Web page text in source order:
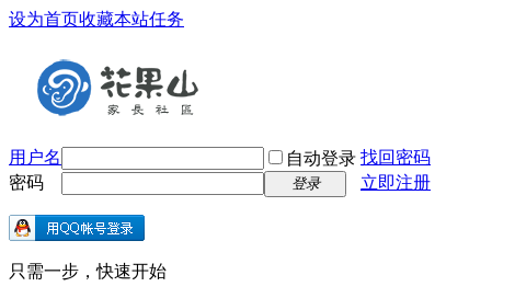
设为首页收藏本站任务
用户名 自动登录 找回密码
密码
登录 立即注册
只需一步，快速开始